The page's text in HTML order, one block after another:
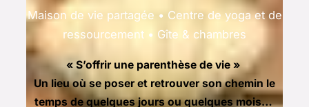
Maison de vie partagée • Centre de yoga et de
ressourcement • Gîte & chambres
« S’offrir une parenthèse de vie »
Un lieu où se poser et retrouver son chemin le
temps de quelques jours ou quelques mois…